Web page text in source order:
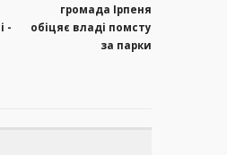
-
громада Ірпеня
обіцяє владі помсту
за парки